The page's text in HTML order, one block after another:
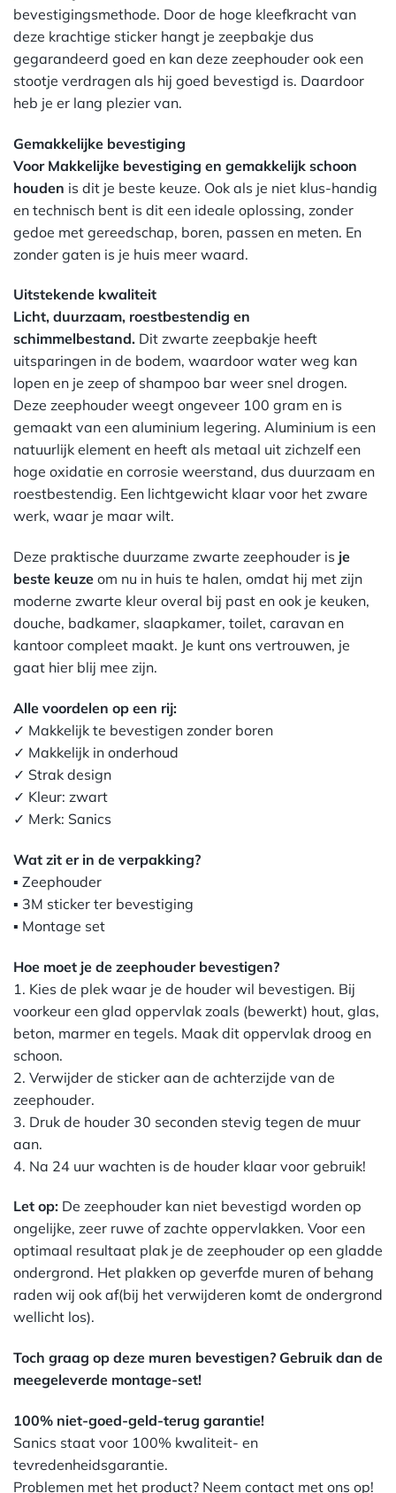
bevestigingsmethode. Door de hoge kleefkracht van
deze krachtige sticker hangt je zeepbakje dus
gegarandeerd goed en kan deze zeephouder ook een
stootje verdragen als hij goed bevestigd is. Daardoor
heb je er lang plezier van.
Gemakkelijke bevestiging
Voor Makkelijke bevestiging en gemakkelijk schoon
houden is dit je beste keuze. Ook als je niet klus-handig
en technisch bent is dit een ideale oplossing, zonder
gedoe met gereedschap, boren, passen en meten. En
zonder gaten is je huis meer waard.
Uitstekende kwaliteit
Licht, duurzaam, roestbestendig en
schimmelbestand. Dit zwarte zeepbakje heeft
uitsparingen in de bodem, waardoor water weg kan
lopen en je zeep of shampoo bar weer snel drogen.
Deze zeephouder weegt ongeveer 100 gram en is
gemaakt van een aluminium legering. Aluminium is een
natuurlijk element en heeft als metaal uit zichzelf een
hoge oxidatie en corrosie weerstand, dus duurzaam en
roestbestendig. Een lichtgewicht klaar voor het zware
werk, waar je maar wilt.
Deze praktische duurzame zwarte zeephouder is je
beste keuze om nu in huis te halen, omdat hij met zijn
moderne zwarte kleur overal bij past en ook je keuken,
douche, badkamer, slaapkamer, toilet, caravan en
kantoor compleet maakt. Je kunt ons vertrouwen, je
gaat hier blij mee zijn.
Alle voordelen op een rij:
✓ Makkelijk te bevestigen zonder boren
✓ Makkelijk in onderhoud
✓ Strak design
✓ Kleur: zwart
✓ Merk: Sanics
Wat zit er in de verpakking?
▪ Zeephouder
▪ 3M sticker ter bevestiging
▪ Montage set
Hoe moet je de zeephouder bevestigen?
1. Kies de plek waar je de houder wil bevestigen. Bij
voorkeur een glad oppervlak zoals (bewerkt) hout, glas,
beton, marmer en tegels. Maak dit oppervlak droog en
schoon.
2. Verwijder de sticker aan de achterzijde van de
zeephouder.
3. Druk de houder 30 seconden stevig tegen de muur
aan.
4. Na 24 uur wachten is de houder klaar voor gebruik!
Let op: De zeephouder kan niet bevestigd worden op
ongelijke, zeer ruwe of zachte oppervlakken. Voor een
optimaal resultaat plak je de zeephouder op een gladde
ondergrond. Het plakken op geverfde muren of behang
raden wij ook af(bij het verwijderen komt de ondergrond
wellicht los).
Toch graag op deze muren bevestigen? Gebruik dan de
meegeleverde montage-set!
100% niet-goed-geld-terug garantie!
Sanics staat voor 100% kwaliteit- en
tevredenheidsgarantie.
Problemen met het product? Neem contact met ons op!